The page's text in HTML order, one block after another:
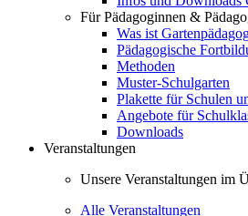
Für Pädagoginnen &
Was ist
Pädagogische
Methoden
Muster-Schulgarten
Plakette für Schulen
Angebote für
Downloads
Veranstaltungen
Unsere Veranstaltungen im
Alle Veranstaltungen